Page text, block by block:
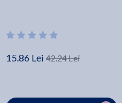
15.86 Lei 42.24 Lei